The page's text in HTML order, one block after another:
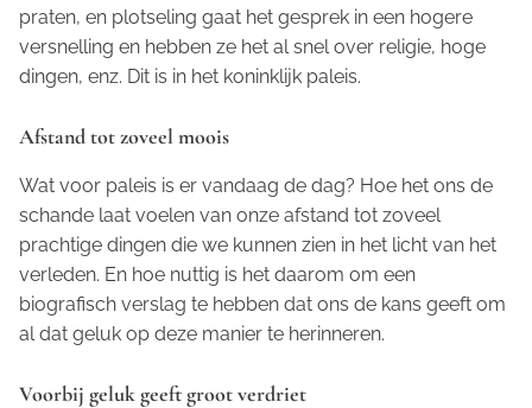
praten, en plotseling gaat het gesprek in een hogere
versnelling en hebben ze het al snel over religie, hoge
dingen, enz. Dit is in het koninklijk paleis.
Afstand tot zoveel moois
Wat voor paleis is er vandaag de dag? Hoe het ons de
schande laat voelen van onze afstand tot zoveel
prachtige dingen die we kunnen zien in het licht van het
verleden. En hoe nuttig is het daarom om een
biografisch verslag te hebben dat ons de kans geeft om
al dat geluk op deze manier te herinneren.
Voorbij geluk geeft groot verdriet